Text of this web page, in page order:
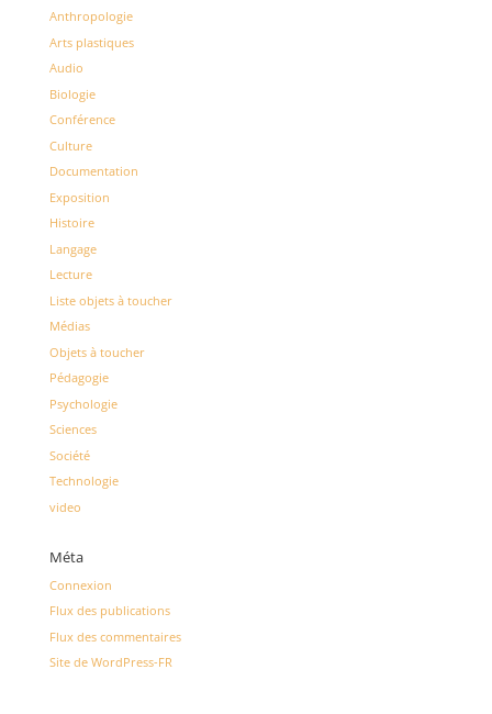
Anthropologie
Arts plastiques
Audio
Biologie
Conférence
Culture
Documentation
Exposition
Histoire
Langage
Lecture
Liste objets à toucher
Médias
Objets à toucher
Pédagogie
Psychologie
Sciences
Société
Technologie
video
Méta
Connexion
Flux des publications
Flux des commentaires
Site de WordPress-FR